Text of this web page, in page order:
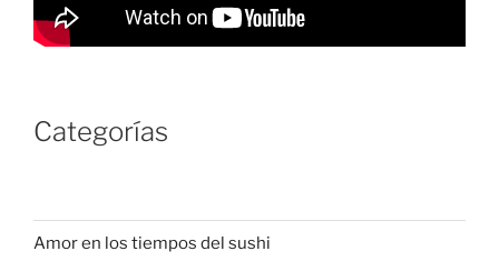
Categorías
Amor en los tiempos del sushi